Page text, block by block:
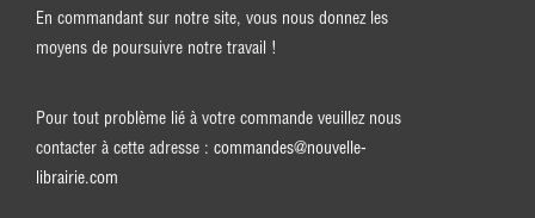
En commandant sur notre site, vous nous donnez les
moyens de poursuivre notre travail !
Pour tout problème lié à votre commande veuillez nous
contacter à cette adresse : commandes@nouvelle-
librairie.com